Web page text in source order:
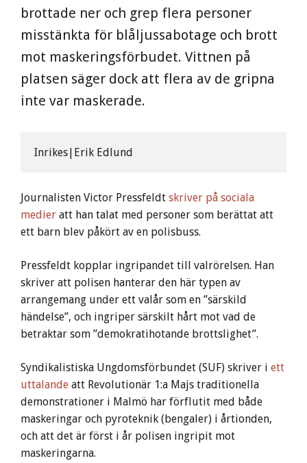
brottade ner och grep flera personer
misstänkta för blåljussabotage och brott
mot maskeringsförbudet. Vittnen på
platsen säger dock att flera av de gripna
inte var maskerade.
Inrikes|Erik Edlund
Journalisten Victor Pressfeldt skriver på sociala
medier att han talat med personer som berättat att
ett barn blev påkört av en polisbuss.
Pressfeldt kopplar ingripandet till valrörelsen. Han
skriver att polisen hanterar den här typen av
arrangemang under ett valår som en ”särskild
händelse”, och ingriper särskilt hårt mot vad de
betraktar som ”demokratihotande brottslighet”.
Syndikalistiska Ungdomsförbundet (SUF) skriver i ett
uttalande att Revolutionär 1:a Majs traditionella
demonstrationer i Malmö har förflutit med både
maskeringar och pyroteknik (bengaler) i årtionden,
och att det är först i år polisen ingripit mot
maskeringarna.